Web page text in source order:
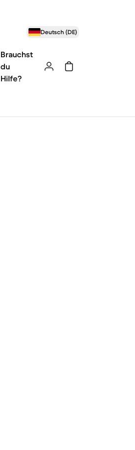
Deutsch (DE)
Brauchst
du
Hilfe?